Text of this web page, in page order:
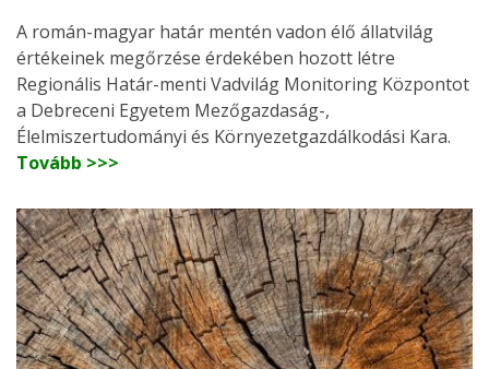
A román-magyar határ mentén vadon élő állatvilág
értékeinek megőrzése érdekében hozott létre
Regionális Határ-menti Vadvilág Monitoring Központot
a Debreceni Egyetem Mezőgazdaság-,
Élelmiszertudományi és Környezetgazdálkodási Kara.
Tovább >>>